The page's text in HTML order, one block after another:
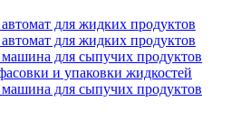
для жидких продуктов
для жидких продуктов
для сыпучих продуктов
и упаковки жидкостей
для сыпучих продуктов